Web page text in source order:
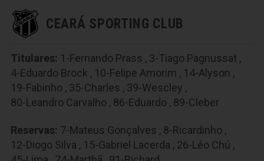
CEARÁ SPORTING CLUB
Titulares: 1-Fernando Prass , 3-Tiago Pagnussat ,
4-Eduardo Brock , 10-Felipe Amorim , 14-Alyson ,
19-Fabinho , 35-Charles , 39-Wescley ,
80-Leandro Carvalho , 86-Eduardo , 89-Cleber
Reservas: 7-Mateus Gonçalves , 8-Ricardinho ,
12-Diogo Silva , 15-Gabriel Lacerda , 26-Léo Chú ,